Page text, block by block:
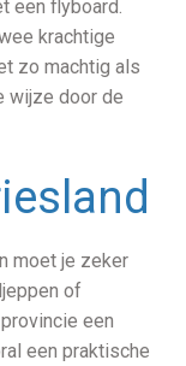
een flyboard.
krachtige
zo machtig als
wijze door de
moet je zeker
of
een
een praktische